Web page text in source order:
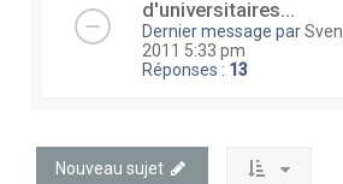
d'universitaires...
Dernier message parSven
2011 5:33 pm
Réponses : 13
Nouveau sujet